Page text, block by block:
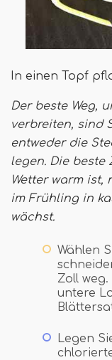
In einen Topf
Der beste Weg,
verbreiten, sind
entweder die
legen. Die beste
Wetter warm ist,
im Frühling in
wächst.
Wählen
Zoll
untere
Legen